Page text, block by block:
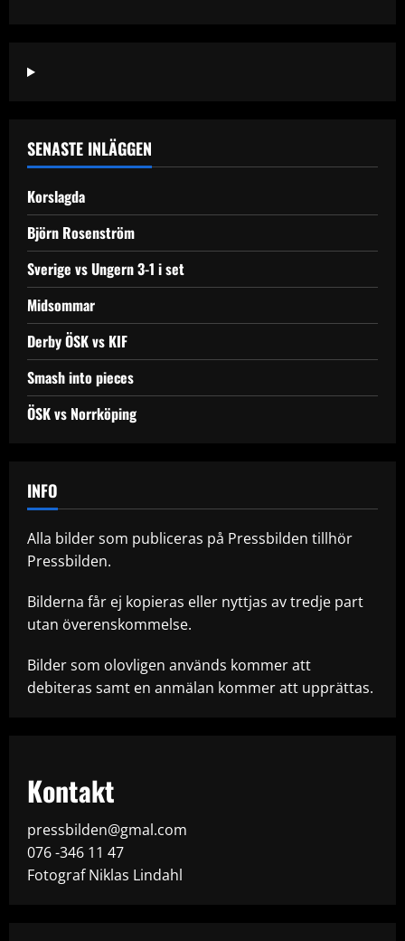
t
a
v
i
g
a
t
i
o
SENASTE INLÄGGEN
Korslagda
Björn Rosenström
Sverige vs Ungern 3-1 i set
Midsommar
Derby ÖSK vs KIF
Smash into pieces
ÖSK vs Norrköping
INFO
Alla bilder som publiceras på Pressbilden tillhör
Pressbilden.
Bilderna får ej kopieras eller nyttjas av tredje part
utan överenskommelse.
Bilder som olovligen används kommer att
debiteras samt en anmälan kommer att upprättas.
Kontakt
pressbilden@gmal.com
076 -346 11 47
Fotograf Niklas Lindahl